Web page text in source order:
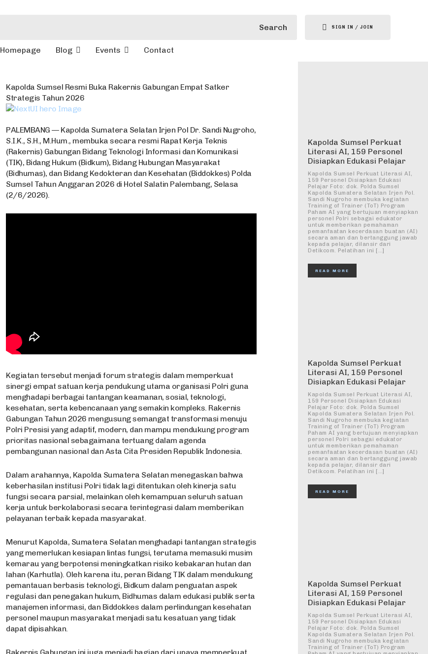
Search
Homepage Blog Events Contact
SIGN IN / JOIN
Kapolda Sumsel Resmi Buka Rakernis Gabungan Empat Satker
Strategis Tahun 2026
PALEMBANG — Kapolda Sumatera Selatan Irjen Pol Dr. Sandi Nugroho,
S.I.K., S.H., M.Hum., membuka secara resmi Rapat Kerja Teknis
(Rakernis) Gabungan Bidang Teknologi Informasi dan Komunikasi
(TIK), Bidang Hukum (Bidkum), Bidang Hubungan Masyarakat
(Bidhumas), dan Bidang Kedokteran dan Kesehatan (Biddokkes) Polda
Sumsel Tahun Anggaran 2026 di Hotel Salatin Palembang, Selasa
(2/6/2026).
Kegiatan tersebut menjadi forum strategis dalam memperkuat
sinergi empat satuan kerja pendukung utama organisasi Polri guna
menghadapi berbagai tantangan keamanan, sosial, teknologi,
kesehatan, serta kebencanaan yang semakin kompleks. Rakernis
Gabungan Tahun 2026 mengusung semangat transformasi menuju
Polri Presisi yang adaptif, modern, dan mampu mendukung program
prioritas nasional sebagaimana tertuang dalam agenda
pembangunan nasional dan Asta Cita Presiden Republik Indonesia.
Dalam arahannya, Kapolda Sumatera Selatan menegaskan bahwa
keberhasilan institusi Polri tidak lagi ditentukan oleh kinerja satu
fungsi secara parsial, melainkan oleh kemampuan seluruh satuan
kerja untuk berkolaborasi secara terintegrasi dalam memberikan
pelayanan terbaik kepada masyarakat.
Menurut Kapolda, Sumatera Selatan menghadapi tantangan strategis
yang memerlukan kesiapan lintas fungsi, terutama memasuki musim
kemarau yang berpotensi meningkatkan risiko kebakaran hutan dan
lahan (Karhutla). Oleh karena itu, peran Bidang TIK dalam mendukung
pemantauan berbasis teknologi, Bidkum dalam penguatan aspek
regulasi dan penegakan hukum, Bidhumas dalam edukasi publik serta
manajemen informasi, dan Biddokkes dalam perlindungan kesehatan
personel maupun masyarakat menjadi satu kesatuan yang tidak
dapat dipisahkan.
Kapolda Sumsel Perkuat
Literasi AI, 159 Personel
Disiapkan Edukasi Pelajar
Kapolda Sumsel Perkuat Literasi AI,
159 Personel Disiapkan Edukasi
Pelajar Foto: dok. Polda Sumsel
Kapolda Sumatera Selatan Irjen Pol.
Sandi Nugroho membuka kegiatan
Training of Trainer (ToT) Program
Paham AI yang bertujuan menyiapkan
personel Polri sebagai edukator
untuk memberikan pemahaman
pemanfaatan kecerdasan buatan (AI)
secara aman dan bertanggung jawab
kepada pelajar, dilansir dari
Detikcom. Pelatihan ini […]
READ MORE
Kapolda Sumsel Perkuat
Literasi AI, 159 Personel
Disiapkan Edukasi Pelajar
Kapolda Sumsel Perkuat Literasi AI,
159 Personel Disiapkan Edukasi
Pelajar Foto: dok. Polda Sumsel
Kapolda Sumatera Selatan Irjen Pol.
Sandi Nugroho membuka kegiatan
Training of Trainer (ToT) Program
Paham AI yang bertujuan menyiapkan
personel Polri sebagai edukator
untuk memberikan pemahaman
pemanfaatan kecerdasan buatan (AI)
secara aman dan bertanggung jawab
kepada pelajar, dilansir dari
Detikcom. Pelatihan ini […]
READ MORE
Kapolda Sumsel Perkuat
Literasi AI, 159 Personel
Disiapkan Edukasi Pelajar
Kapolda Sumsel Perkuat Literasi AI,
159 Personel Disiapkan Edukasi
Pelajar Foto: dok. Polda Sumsel
Kapolda Sumatera Selatan Irjen Pol.
Sandi Nugroho membuka kegiatan
Training of Trainer (ToT) Program